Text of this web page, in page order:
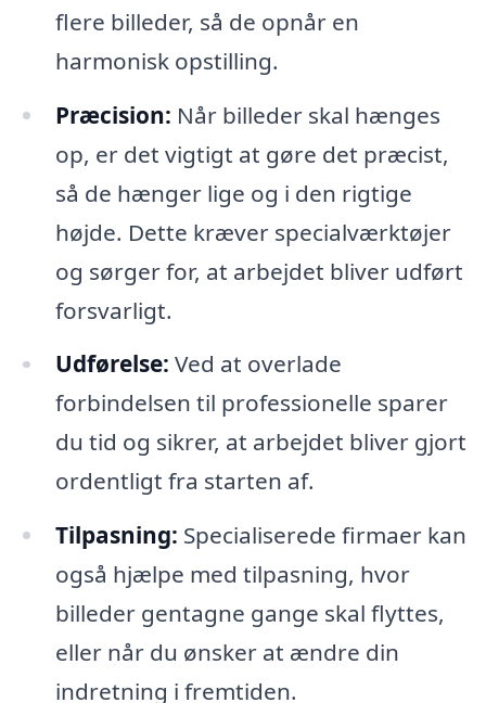
flere billeder, så de opnår en
harmonisk opstilling.
Præcision: Når billeder skal hænges
op, er det vigtigt at gøre det præcist,
så de hænger lige og i den rigtige
højde. Dette kræver specialværktøjer
og sørger for, at arbejdet bliver udført
forsvarligt.
Udførelse: Ved at overlade
forbindelsen til professionelle sparer
du tid og sikrer, at arbejdet bliver gjort
ordentligt fra starten af.
Tilpasning: Specialiserede firmaer kan
også hjælpe med tilpasning, hvor
billeder gentagne gange skal flyttes,
eller når du ønsker at ændre din
indretning i fremtiden.